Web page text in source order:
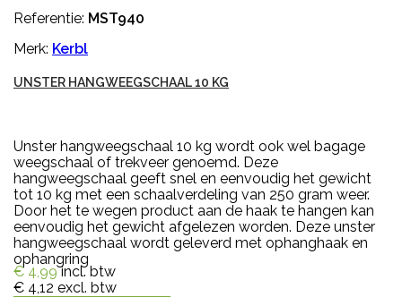
Referentie: MST940
Merk: Kerbl
UNSTER HANGWEEGSCHAAL 10 KG
Unster hangweegschaal 10 kg wordt ook wel bagage
weegschaal of trekveer genoemd. Deze
hangweegschaal geeft snel en eenvoudig het gewicht
tot 10 kg met een schaalverdeling van 250 gram weer.
Door het te wegen product aan de haak te hangen kan
eenvoudig het gewicht afgelezen worden. Deze unster
hangweegschaal wordt geleverd met ophanghaak en
ophangring
€ 4,99 incl. btw
€ 4,12 excl. btw